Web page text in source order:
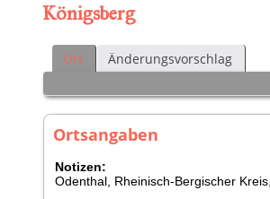
Königsberg
Ort Änderungsvorschlag
Ortsangaben
Notizen:
Odenthal, Rheinisch-Bergischer